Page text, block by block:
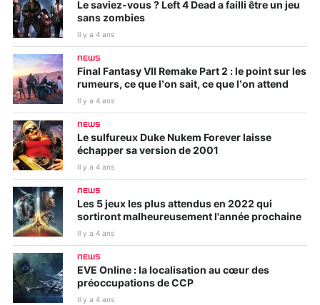
Le saviez-vous ? Left 4 Dead a failli être un jeu
sans zombies
Il y a 4 ans
NEWS
Final Fantasy VII Remake Part 2 : le point sur les
rumeurs, ce que l’on sait, ce que l’on attend
Il y a 4 ans
NEWS
Le sulfureux Duke Nukem Forever laisse
échapper sa version de 2001
Il y a 4 ans
NEWS
Les 5 jeux les plus attendus en 2022 qui
sortiront malheureusement l'année prochaine
Il y a 4 ans
NEWS
EVE Online : la localisation au cœur des
préoccupations de CCP
Il y a 4 ans